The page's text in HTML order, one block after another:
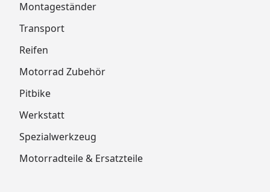
Montageständer
Transport
Reifen
Motorrad Zubehör
Pitbike
Werkstatt
Spezialwerkzeug
Motorradteile & Ersatzteile